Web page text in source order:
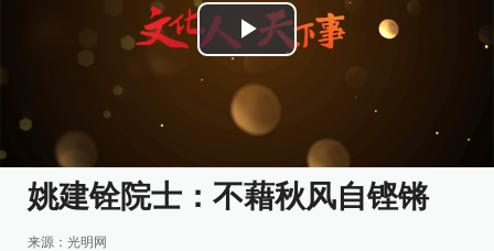
Play
Video
姚建铨院士：不藉秋风自铿锵
来源： 光明网